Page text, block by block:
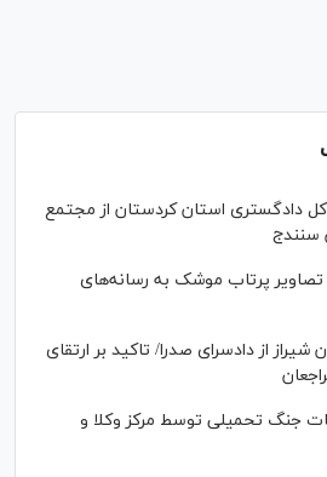
دادگستری استان کردستان از مجتمع
سنندج
تصاویر پرتاب موشک به رسانه‌های
شیراز از دادسرای صدرا/ تاکید بر ارتقای
جنگ تحمیلی توسط مرکز وکلا و